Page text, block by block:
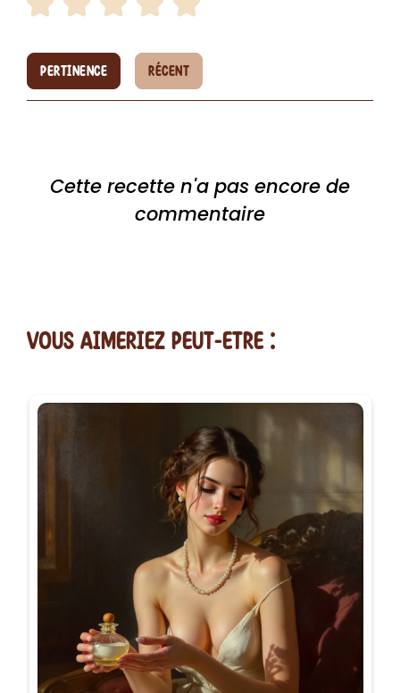
PERTINENCE RÉCENT
Cette recette n'a pas encore de
commentaire
vous AIMERiEZ PEUT-ETRE :